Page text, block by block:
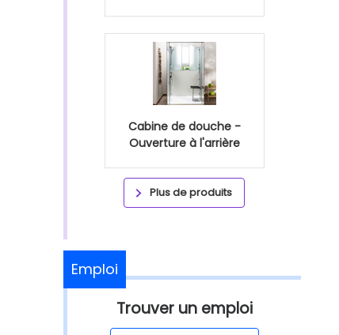
Cabine de douche -
Ouverture à l'arrière
Plus de produits
Emploi
Trouver un emploi